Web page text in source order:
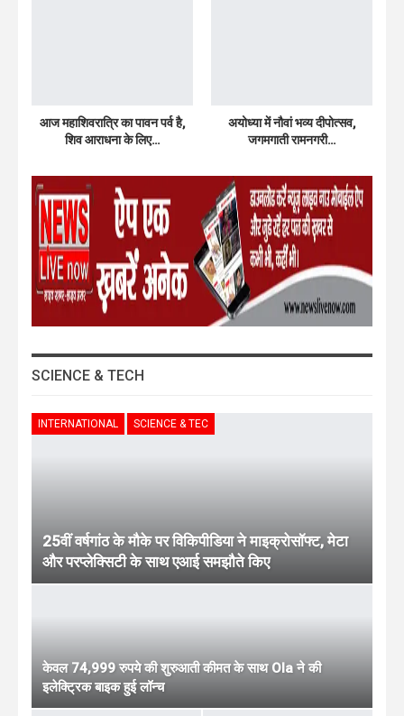
आज महाशिवरात्रि का पावन पर्व है,
शिव आराधना के लिए…
अयोध्या में नौवां भव्य दीपोत्सव,
जगमगाती रामनगरी…
SCIENCE & TECH
INTERNATIONAL SCIENCE & TEC
25वीं वर्षगांठ के मौके पर विकिपीडिया ने माइक्रोसॉफ्ट, मेटा
और परप्लेक्सिटी के साथ एआई समझौते किए
केवल 74,999 रुपये की शुरुआती कीमत के साथ Ola ने की
इलेक्ट्रिक बाइक हुई लॉन्च